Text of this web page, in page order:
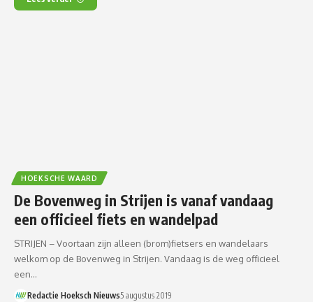
HOEKSCHE WAARD
De Bovenweg in Strijen is vanaf vandaag
een officieel fiets en wandelpad
STRIJEN – Voortaan zijn alleen (brom)fietsers en wandelaars
welkom op de Bovenweg in Strijen. Vandaag is de weg officieel
een…
Redactie Hoeksch Nieuws5 augustus 2019